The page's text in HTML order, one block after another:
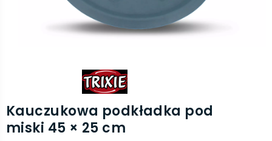
Kauczukowa podkładka pod
miski 45 × 25 cm